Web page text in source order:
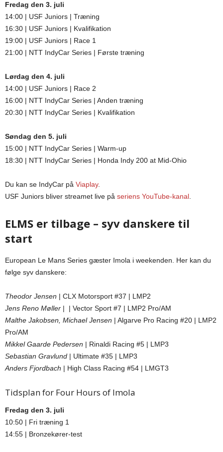
Fredag den 3. juli
14:00 | USF Juniors | Træning
16:30 | USF Juniors | Kvalifikation
19:00 | USF Juniors | Race 1
21:00 | NTT IndyCar Series | Første træning
Lørdag den 4. juli
14:00 | USF Juniors | Race 2
16:00 | NTT IndyCar Series | Anden træning
20:30 | NTT IndyCar Series | Kvalifikation
Søndag den 5. juli
15:00 | NTT IndyCar Series | Warm-up
18:30 | NTT IndyCar Series | Honda Indy 200 at Mid-Ohio
Du kan se IndyCar på Viaplay.
USF Juniors bliver streamet live på seriens YouTube-kanal
ELMS er tilbage – syv danskere til
start
European Le Mans Series gæster Imola i weekenden. Her kan du
følge syv danskere:
Theodor Jensen | CLX Motorsport #37 | LMP2
Jens Reno Møller | | Vector Sport #7 | LMP2 Pro/AM
Malthe Jakobsen, Michael Jensen | Algarve Pro Racing #20 | LMP2
Pro/AM
Mikkel Gaarde Pedersen | Rinaldi Racing #5 | LMP3
Sebastian Gravlund | Ultimate #35 | LMP3
Anders Fjordbach | High Class Racing #54 | LMGT3
Tidsplan for Four Hours of Imola
Fredag den 3. juli
10:50 | Fri træning 1
14:55 | Bronzekører-test